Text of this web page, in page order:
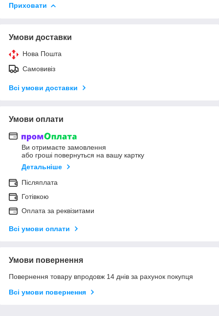
Приховати
Умови доставки
Нова Пошта
Самовивіз
Всі умови доставки
Умови оплати
Ви отримаєте замовлення
або гроші повернуться на вашу картку
Детальніше
Післяплата
Готівкою
Оплата за реквізитами
Всі умови оплати
Умови повернення
Повернення товару впродовж 14 днів за рахунок покупця
Всі умови повернення